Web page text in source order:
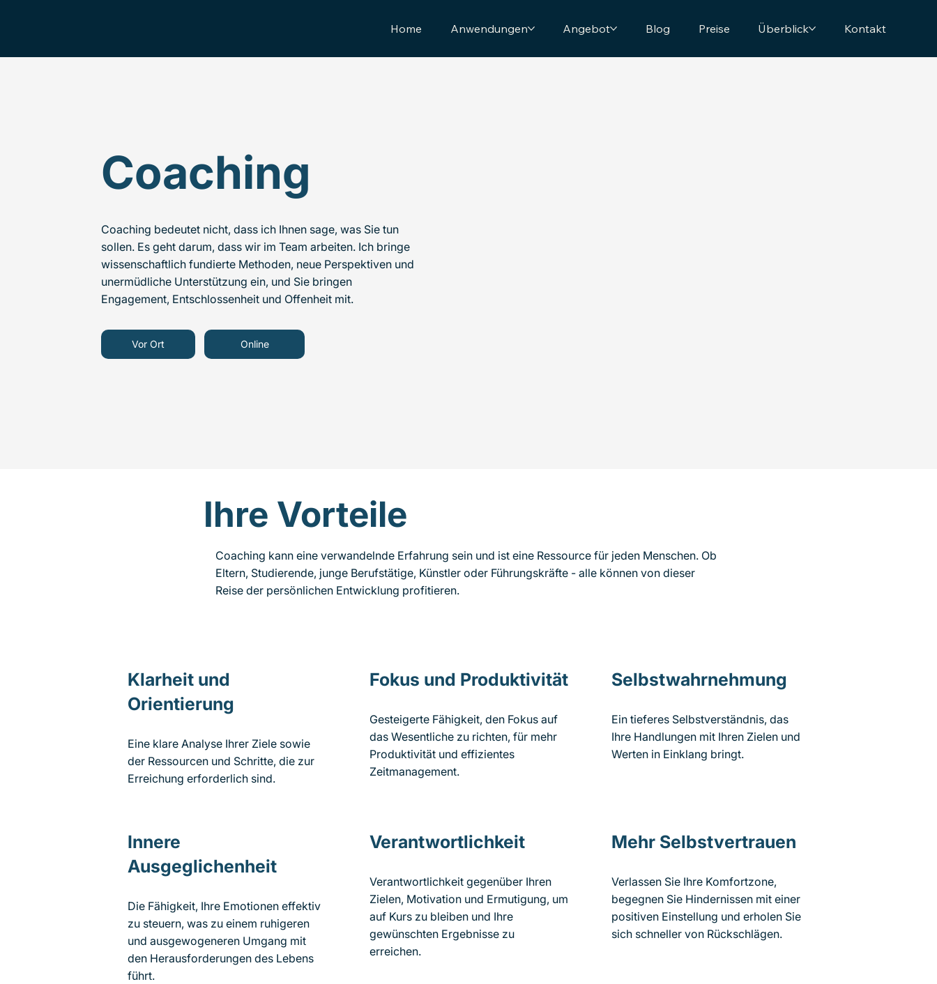
Home Anwendungen Angebot Blog Preise Überblick Kontakt
Coaching
Coaching bedeutet nicht, dass ich Ihnen sage, was Sie tun
sollen. Es geht darum, dass wir im Team arbeiten. Ich bringe
wissenschaftlich fundierte Methoden, neue Perspektiven und
unermüdliche Unterstützung ein, und Sie bringen
Engagement, Entschlossenheit und Offenheit mit.
Vor Ort Online
Ihre Vorteile
Coaching kann eine verwandelnde Erfahrung sein und ist eine Ressource für jeden Menschen. Ob
Eltern, Studierende, junge Berufstätige, Künstler oder Führungskräfte - alle können von dieser
Reise der persönlichen Entwicklung profitieren.
Klarheit und
Orientierung
Eine klare Analyse Ihrer Ziele sowie
der Ressourcen und Schritte, die zur
Erreichung erforderlich sind.
Fokus und Produktivität
Gesteigerte Fähigkeit, den Fokus auf
das Wesentliche zu richten, für mehr
Produktivität und effizientes
Zeitmanagement.
Selbstwahrnehmung
Ein tieferes Selbstverständnis, das
Ihre Handlungen mit Ihren Zielen und
Werten in Einklang bringt.
Innere
Ausgeglichenheit
Die Fähigkeit, Ihre Emotionen effektiv
zu steuern, was zu einem ruhigeren
und ausgewogeneren Umgang mit
den Herausforderungen des Lebens
führt.
Verantwortlichkeit
Verantwortlichkeit gegenüber Ihren
Zielen, Motivation und Ermutigung, um
auf Kurs zu bleiben und Ihre
gewünschten Ergebnisse zu
erreichen.
Mehr Selbstvertrauen
Verlassen Sie Ihre Komfortzone,
begegnen Sie Hindernissen mit einer
positiven Einstellung und erholen Sie
sich schneller von Rückschlägen.